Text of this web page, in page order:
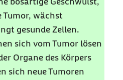
Tumor, wächst
gesunde Zellen.
sich vom Tumor lösen
Organe des Körpers
sich neue Tumoren